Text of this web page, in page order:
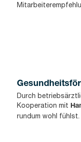
Durch
Kooperation mit
rundum wohl fühlst.